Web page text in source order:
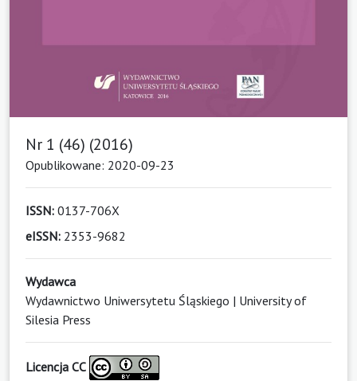
Nr 1 (46) (2016)
Opublikowane: 2020-09-23
ISSN: 0137-706X
eISSN: 2353-9682
Wydawca
Wydawnictwo Uniwersytetu Śląskiego | University of
Silesia Press
Licencja CC